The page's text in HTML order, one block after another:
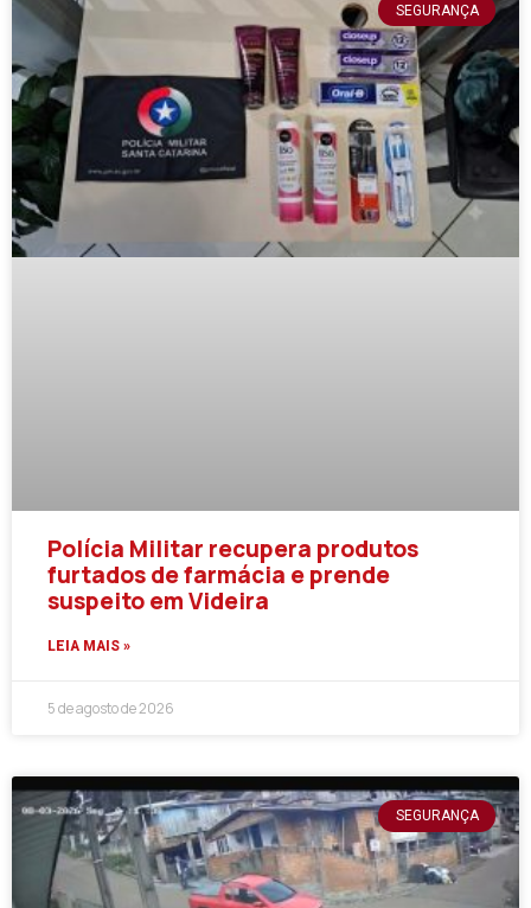
SEGURANÇA
Polícia Militar recupera produtos
furtados de farmácia e prende
suspeito em Videira
LEIA MAIS »
5 de agosto de 2026
SEGURANÇA